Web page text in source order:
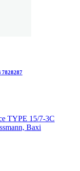
7828287